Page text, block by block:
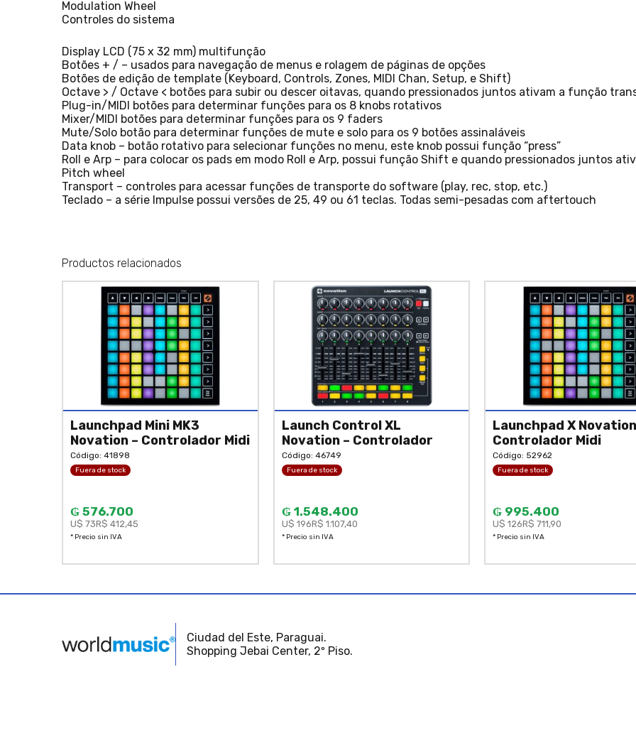
Modulation Wheel
Controles do sistema
Display LCD (75 x 32 mm) multifunção
Botões + / – usados para navegação de menus e rolagem de páginas de opções
Botões de edição de template (Keyboard, Controls, Zones, MIDI Chan, Setup, e Shift)
Octave > / Octave < botões para subir ou descer oitavas, quando pressionados juntos ativam a função
Plug-in/MIDI botões para determinar funções para os 8 knobs rotativos
Mixer/MIDI botões para determinar funções para os 9 faders
Mute/Solo botão para determinar funções de mute e solo para os 9 botões assinaláveis
Data knob – botão rotativo para selecionar funções no menu, este knob possui função “press”
Roll e Arp – para colocar os pads em modo Roll e Arp, possui função Shift e quando pressionados juntos
Pitch wheel
Transport – controles para acessar funções de transporte do software (play, rec, stop, etc.)
Teclado – a série Impulse possui versões de 25, 49 ou 61 teclas. Todas semi-pesadas com aftertouch
Productos relacionados
Launchpad Mini MK3
Novation – Controlador Midi
Código: 41898
Fuera de stock
₲ 576.700
U$ 73R$ 412,45
* Precio sin IVA
Launch Control XL
Novation – Controlador
Código: 46749
Fuera de stock
₲ 1.548.400
U$ 196R$ 1.107,40
* Precio sin IVA
Launchpad X
Controlador Midi
Código: 52962
Fuera de stock
₲ 995.400
U$ 126R$ 711,90
* Precio sin IVA
Ciudad del Este, Paraguai.
Shopping Jebai Center, 2º Piso.